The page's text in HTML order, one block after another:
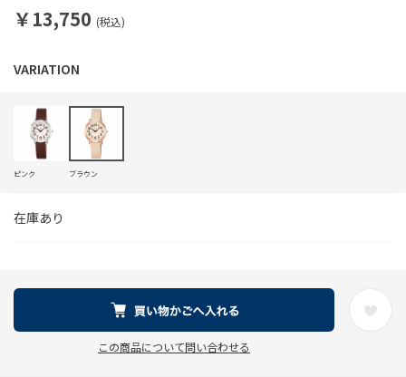
￥13,750 (税込)
在庫あり
ピンク ブラウン
この商品について問い合わせる